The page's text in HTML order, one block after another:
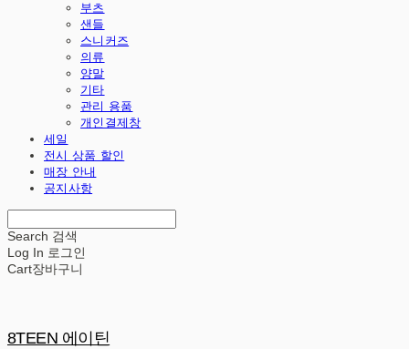
부츠
샌들
스니커즈
의류
양말
기타
관리 용품
개인결제창
세일
전시 상품 할인
매장 안내
공지사항
Search 검색
Log In 로그인
Cart장바구니
8TEEN 에이틴